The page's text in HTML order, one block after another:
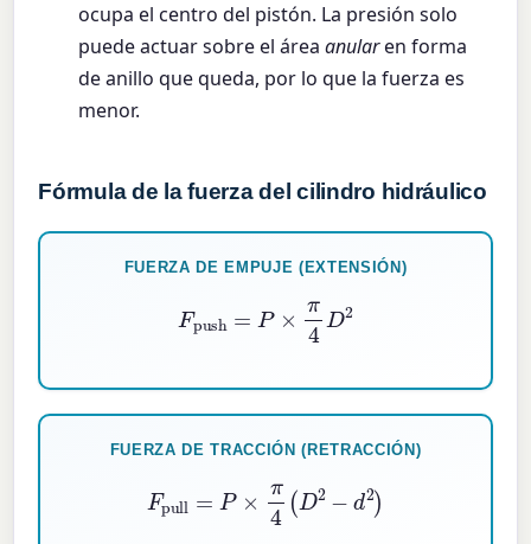
ocupa el centro del pistón. La presión solo
puede actuar sobre el áreaanularen forma
de anillo que queda, por lo que la fuerza es
menor.
Fórmula de la fuerza del cilindro hidráulico
FUERZA DE EMPUJE (EXTENSIÓN)
4D 2
FUERZA DE TRACCIÓN (RETRACCIÓN)
π4 D 2− )